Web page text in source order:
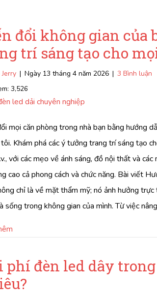
đổi không gian của
trí sáng tạo cho
| Ngày 13 tháng 4 năm 2026 | 3 Bình luận
3,526
led dải chuyên nghiệp
mọi căn phòng trong nhà bạn bằng hướng
Khám phá các ý tưởng trang trí sáng tạo
với các mẹo về ánh sáng, đồ nội thất và
cao cả phong cách và chức năng. Bài viết
chỉ là về mặt thẩm mỹ; nó ảnh hưởng trực
sống trong không gian của mình. Từ việc
phí đèn led dây